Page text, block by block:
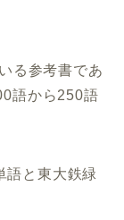
る参考書であ
語から250語
語と東大鉄緑